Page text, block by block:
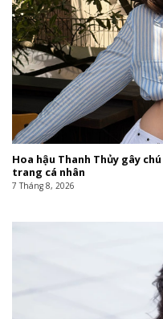
Hoa hậu Thanh Thủy gây
trang cá nhân
7 Tháng 8, 2026